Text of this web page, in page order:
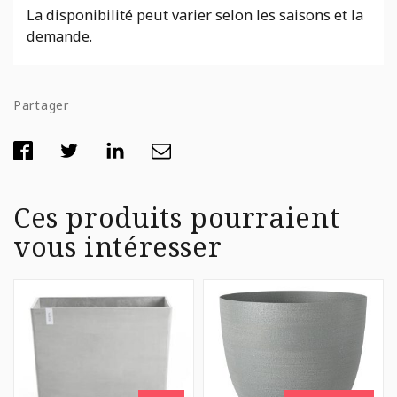
La disponibilité peut varier selon les saisons et la
demande.
Partager
Ces produits pourraient
vous intéresser